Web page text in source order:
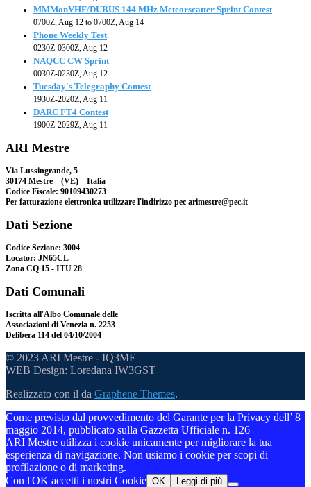
MMMonVHF/DUBUS 144 MHz Meteorscatter Sprint Contest
0700Z, Aug 12 to 0700Z, Aug 14
Phone Weekly Test
0230Z-0300Z, Aug 12
NAQCC CW Sprint
0030Z-0230Z, Aug 12
Tuesday's Telegraphy Contest
1930Z-2020Z, Aug 11
DARC FT4 Contest
1900Z-2029Z, Aug 11
ARI Mestre
Via Lussingrande, 5
30174 Mestre – (VE) – Italia
Codice Fiscale: 90109430273
Per fatturazione elettronica utilizzare l'indirizzo pec arimestre@pec.it
Dati Sezione
Codice Sezione: 3004
Locator: JN65CL
Zona CQ 15 - ITU 28
Dati Comunali
Iscritta all'Albo Comunale delle
Associazioni di Venezia n. 2253
Delibera 114 del 04/10/2004
© 2023 ARI Mestre - IQ3ME
WEB Design: Loredana IW3GST
Realizzato con il da Graphene Themes.
Come previsto dal provvedimento del Garante per la Privacy dell’ 8
maggio 2014, pubblicato sulla Gazzetta Ufficiale n. 126
ARI Mestre utilizza i cookie unicamente per migliorare la tua
esperienza di navigazione. Non usiamo i cookie per scopi di
profilazione o di marketing.
Con l'OK accetti i nostri Cookie OK Leggi di più